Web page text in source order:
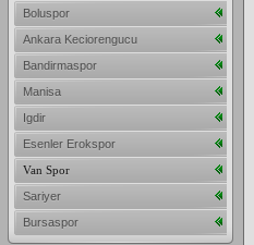
Boluspor
Ankara Keciorengucu
Bandirmaspor
Manisa
Igdir
Esenler Erokspor
Van Spor
Sariyer
Bursaspor